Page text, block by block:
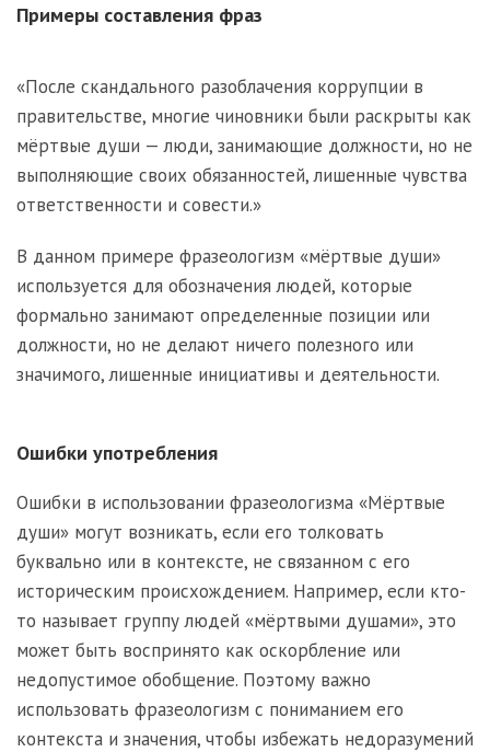
Примеры составления фраз
«После скандального разоблачения коррупции в
правительстве, многие чиновники были раскрыты как
мёртвые души — люди, занимающие должности, но не
выполняющие своих обязанностей, лишенные чувства
ответственности и совести.»
В данном примере фразеологизм «мёртвые души»
используется для обозначения людей, которые
формально занимают определенные позиции или
должности, но не делают ничего полезного или
значимого, лишенные инициативы и деятельности.
Ошибки употребления
Ошибки в использовании фразеологизма «Мёртвые
души» могут возникать, если его толковать
буквально или в контексте, не связанном с его
историческим происхождением. Например, если кто-
то называет группу людей «мёртвыми душами», это
может быть воспринято как оскорбление или
недопустимое обобщение. Поэтому важно
использовать фразеологизм с пониманием его
контекста и значения, чтобы избежать недоразумений